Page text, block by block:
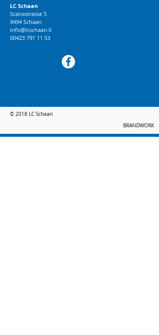
LC Schaan
Scanastrasse 5
9494 Schaan
info@lcschaan.li
00423 791 11 53
© 2018 LC Schaan
BRANDWORK